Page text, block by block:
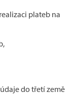
plateb na
do třetí země